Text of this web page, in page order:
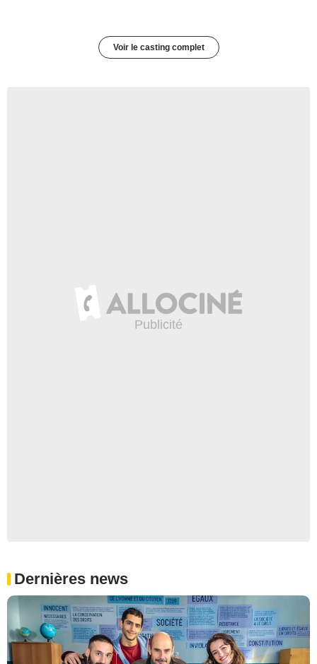
Voir le casting complet
Dernières news